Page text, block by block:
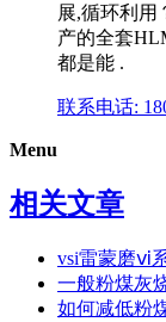
展,循环利用
产的全套
都是能 .
联系电话:
Menu
相关文章
vsi雷蒙磨ⅵ
一般粉煤灰
如何减低粉